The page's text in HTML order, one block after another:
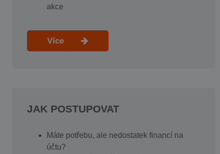
akce
Více
JAK POSTUPOVAT
Máte potřebu, ale nedostatek financí na
účtu?